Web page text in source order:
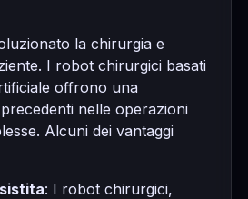
la chirurgia e
I robot chirurgici basati
offrono una
nelle operazioni
Alcuni dei vantaggi
: I robot chirurgici,